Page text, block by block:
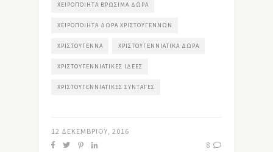
ΧΕΙΡΟΠΟΊΗΤΑ ΒΡΏΣΙΜΑ ΔΏΡΑ
ΧΕΙΡΟΠΟΊΗΤΑ ΔΏΡΑ ΧΡΙΣΤΟΥΓΈΝΝΩΝ
ΧΡΙΣΤΟΎΓΕΝΝΑ ΧΡΙΣΤΟΥΓΕΝΝΙΆΤΙΚΑ ΔΏΡΑ
ΧΡΙΣΤΟΥΓΕΝΝΙΆΤΙΚΕΣ ΙΔΕΈΣ
ΧΡΙΣΤΟΥΓΕΝΝΙΆΤΙΚΕΣ ΣΥΝΤΑΓΈΣ
12 ΔΕΚΕΜΒΡΊΟΥ, 2016
8